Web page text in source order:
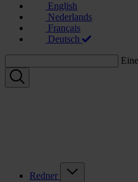
English
Nederlands
Français
Deutsch
Redner